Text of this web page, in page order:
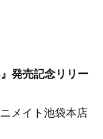
発売記念リリー
メイト池袋本店